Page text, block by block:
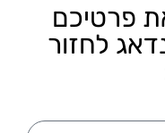
פרטיכם
לחזור